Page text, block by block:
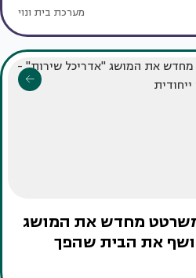
מערכת בית ונוי
משרטט מחדש את המושג
את הבית שהפך